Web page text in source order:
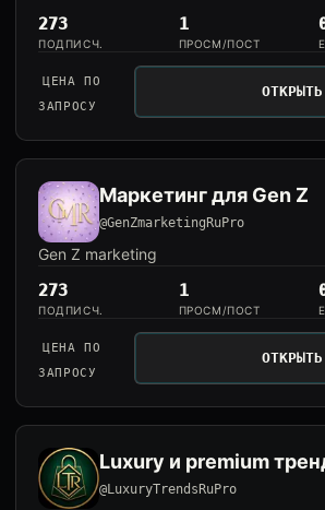
273
ПОДПИСЧ.
1
ПРОСМ/ПОСТ
ЦЕНА ПО
ЗАПРОСУ
ОТКРЫТЬ
Маркетинг для Gen Z
@GenZmarketingRuPro
Gen Z marketing
273
ПОДПИСЧ.
1
ПРОСМ/ПОСТ
ЦЕНА ПО
ЗАПРОСУ
ОТКРЫТЬ
Luxury и premium
@LuxuryTrendsRuPro